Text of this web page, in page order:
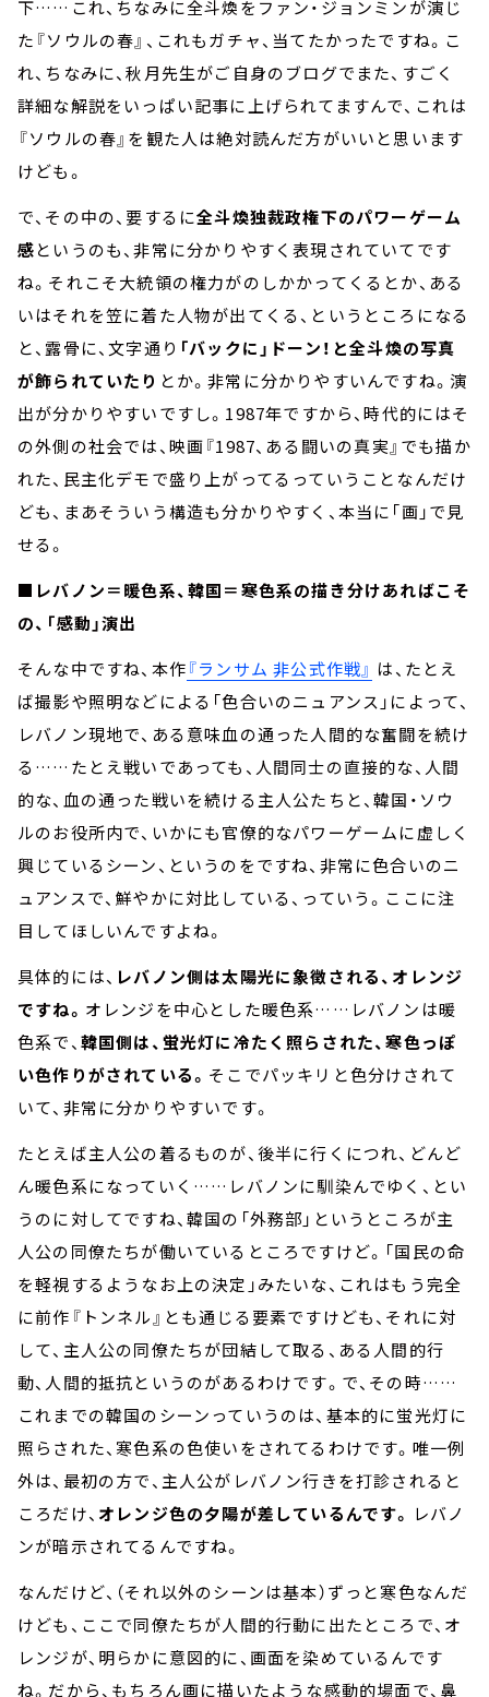
下……これ、ちなみに全斗煥をファン・ジョンミンが演じ
た『ソウルの春』、これもガチャ、当てたかったですね。こ
れ、ちなみに、秋月先生がご自身のブログでまた、すごく
詳細な解説をいっぱい記事に上げられてますんで、これは
『ソウルの春』を観た人は絶対読んだ方がいいと思います
けども。
で、その中の、要するに全斗煥独裁政権下のパワーゲーム
感というのも、非常に分かりやすく表現されていてです
ね。それこそ大統領の権力がのしかかってくるとか、ある
いはそれを笠に着た人物が出てくる、というところになる
と、露骨に、文字通り 「バックに」ドーン！と全斗煥の写真
が飾られていたり とか。非常に分かりやすいんですね。演
出が分かりやすいですし。1987年ですから、時代的にはそ
の外側の社会では、映画『1987、ある闘いの真実』でも描か
れた、民主化デモで盛り上がってるっていうことなんだけ
ども、まあそういう構造も分かりやすく、本当に「画」で見
せる。
■レバノン＝暖色系、韓国＝寒色系の描き分けあればこそ
の、「感動」演出
そんな中ですね、本作『ランサム 非公式作戦』 は、たとえ
ば撮影や照明などによる「色合いのニュアンス」によって、
レバノン現地で、ある意味血の通った人間的な奮闘を続け
る……たとえ戦いであっても、人間同士の直接的な、人間
的な、血の通った戦いを続ける主人公たちと、韓国・ソウ
ルのお役所内で、いかにも官僚的なパワーゲームに虚しく
興じているシーン、というのをですね、非常に色合いのニ
ュアンスで、鮮やかに対比している、っていう。ここに注
目してほしいんですよね。
具体的には、 レバノン側は太陽光に象徴される、オレンジ
ですね。 オレンジを中心とした暖色系……レバノンは暖
色系で、韓国側は、蛍光灯に冷たく照らされた、寒色っぽ
い色作りがされている。 そこでパッキリと色分けされて
いて、非常に分かりやすいです。
たとえば主人公の着るものが、後半に行くにつれ、どんど
ん暖色系になっていく……レバノンに馴染んでゆく、とい
うのに対してですね、韓国の「外務部」というところが主
人公の同僚たちが働いているところですけど。「国民の命
を軽視するようなお上の決定」みたいな、これはもう完全
に前作『トンネル』とも通じる要素ですけども、それに対
して、主人公の同僚たちが団結して取る、ある人間的行
動、人間的抵抗というのがあるわけです。で、その時……
これまでの韓国のシーンっていうのは、基本的に蛍光灯に
照らされた、寒色系の色使いをされてるわけです。唯一例
外は、最初の方で、主人公がレバノン行きを打診されると
ころだけ、 オレンジ色の夕陽が差しているんです。 レバノ
ンが暗示されてるんですね。
なんだけど、（それ以外のシーンは基本）ずっと寒色なんだ
けども、ここで同僚たちが人間的行動に出たところで、オ
レンジが、明らかに意図的に、画面を染めているんです
ね。だから、もちろん画に描いたような感動的場面で、鼻